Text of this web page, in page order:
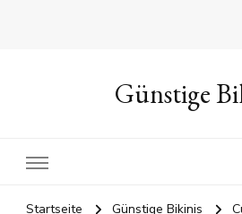
Günstige
Startseite Günstige Bikinis